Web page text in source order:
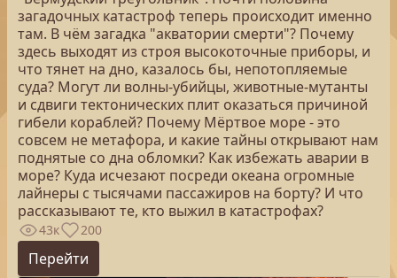
загадочных катастроф теперь происходит именно
там. В чём загадка "акватории смерти"? Почему
здесь выходят из строя высокоточные приборы, и
что тянет на дно, казалось бы, непотопляемые
суда? Могут ли волны-убийцы, животные-мутанты
и сдвиги тектонических плит оказаться причиной
гибели кораблей? Почему Мёртвое море - это
совсем не метафора, и какие тайны открывают нам
поднятые со дна обломки? Как избежать аварии в
море? Куда исчезают посреди океана огромные
лайнеры с тысячами пассажиров на борту? И что
рассказывают те, кто выжил в катастрофах?
43к 200
Перейти